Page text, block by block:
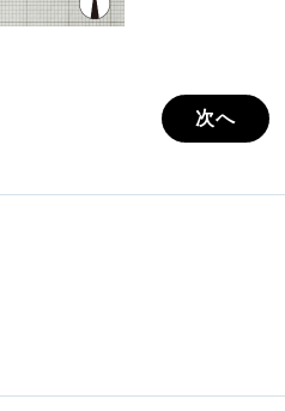
次へ